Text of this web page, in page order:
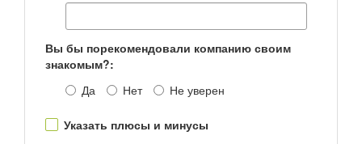
Вы бы порекомендовали компанию своим
знакомым?:
Да
Нет Не уверен
Указать плюсы и минусы